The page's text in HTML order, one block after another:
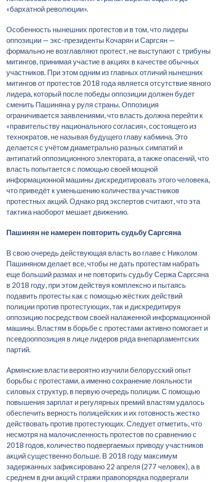
«бархатной революции».
Особенность нынешних протестов и в том, что лидеры
оппозиции — экс-президенты Кочарян и Саргсян —
формально не возглавляют протест, не выступают с трибуны
митингов, принимая участие в акциях в качестве обычных
участников. При этом одним из главных отличий нынешних
митингов от протестов 2018 года является отсутствие явного
лидера, который после победы оппозиции должен будет
сменить Пашиняна у руля страны. Оппозиция
ограничивается заявлениями, что власть должна перейти к
«правительству национального согласия», состоящего из
технократов, не называя будущего главу кабмина. Это
делается с учётом диаметрально разных симпатий и
антипатий оппозиционного электората, а также опасений, что
власть попытается с помощью своей мощной
информационной машины дискредитировать этого человека,
что приведёт к уменьшению количества участников
протестных акций. Однако ряд экспертов считают, что эта
тактика наоборот мешает движению.
Пашинян не намерен повторить судьбу Саргсяна
В свою очередь действующая власть во главе с Николом
Пашиняном делает все, чтобы не дать протестам набрать
еще больший размах и не повторить судьбу Сержа Саргсяна
в 2018 году, при этом действуя комплексно и пытаясь
подавить протесты как с помощью жёстких действий
полиции против протестующих, так и дискредитируя
оппозицию посредством своей налаженной информационной
машины. Властям в борьбе с протестами активно помогает и
псевдооппозиция в лице лидеров ряда внепарламентских
партий.
Армянские власти вероятно изучили белорусский опыт
борьбы с протестами, а именно сохранение лояльности
силовых структур, в первую очередь полиции. С помощью
повышения зарплат и регулярных премий властям удалось
обеспечить верность полицейских и их готовность жестко
действовать против протестующих. Следует отметить, что
несмотря на малочисленность протестов по сравнению с
2018 годов, количество подвергаемых приводу участников
акций существенно больше. В 2018 году максимум
задержанных зафиксировано 22 апреля (277 человек), а в
среднем в дни акций стражи правопорядка подвергали